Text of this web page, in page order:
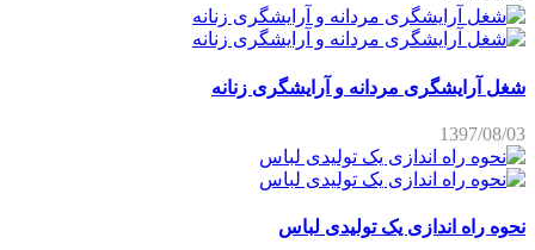
شغل آرایشگری مردانه و آرایشگری زنانه
1397/08/03
نحوه راه اندازی یک تولیدی لباس